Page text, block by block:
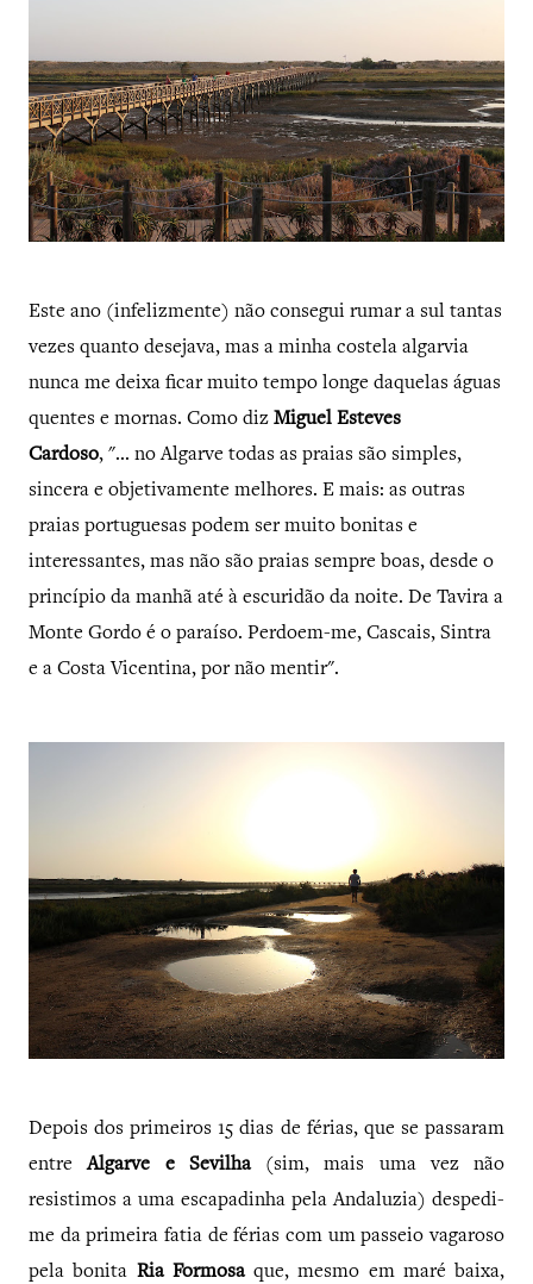
Este ano (infelizmente) não consegui rumar a sul tantas
vezes quanto desejava, mas a minha costela algarvia
nunca me deixa ficar muito tempo longe daquelas águas
quentes e mornas. Como diz Miguel Esteves
Cardoso, "... no Algarve todas as praias são simples,
sincera e objetivamente melhores. E mais: as outras
praias portuguesas podem ser muito bonitas e
interessantes, mas não são praias sempre boas, desde o
princípio da manhã até à escuridão da noite. De Tavira a
Monte Gordo é o paraíso. Perdoem-me, Cascais, Sintra
e a Costa Vicentina, por não mentir".
Depois dos primeiros 15 dias de férias, que se passaram
entreAlgarve e Sevilha(sim, mais uma vez não
resistimos a uma escapadinha pela Andaluzia) despedi-
me da primeira fatia de férias com um passeio vagaroso
pela bonita Ria Formosa que, mesmo em maré baixa,